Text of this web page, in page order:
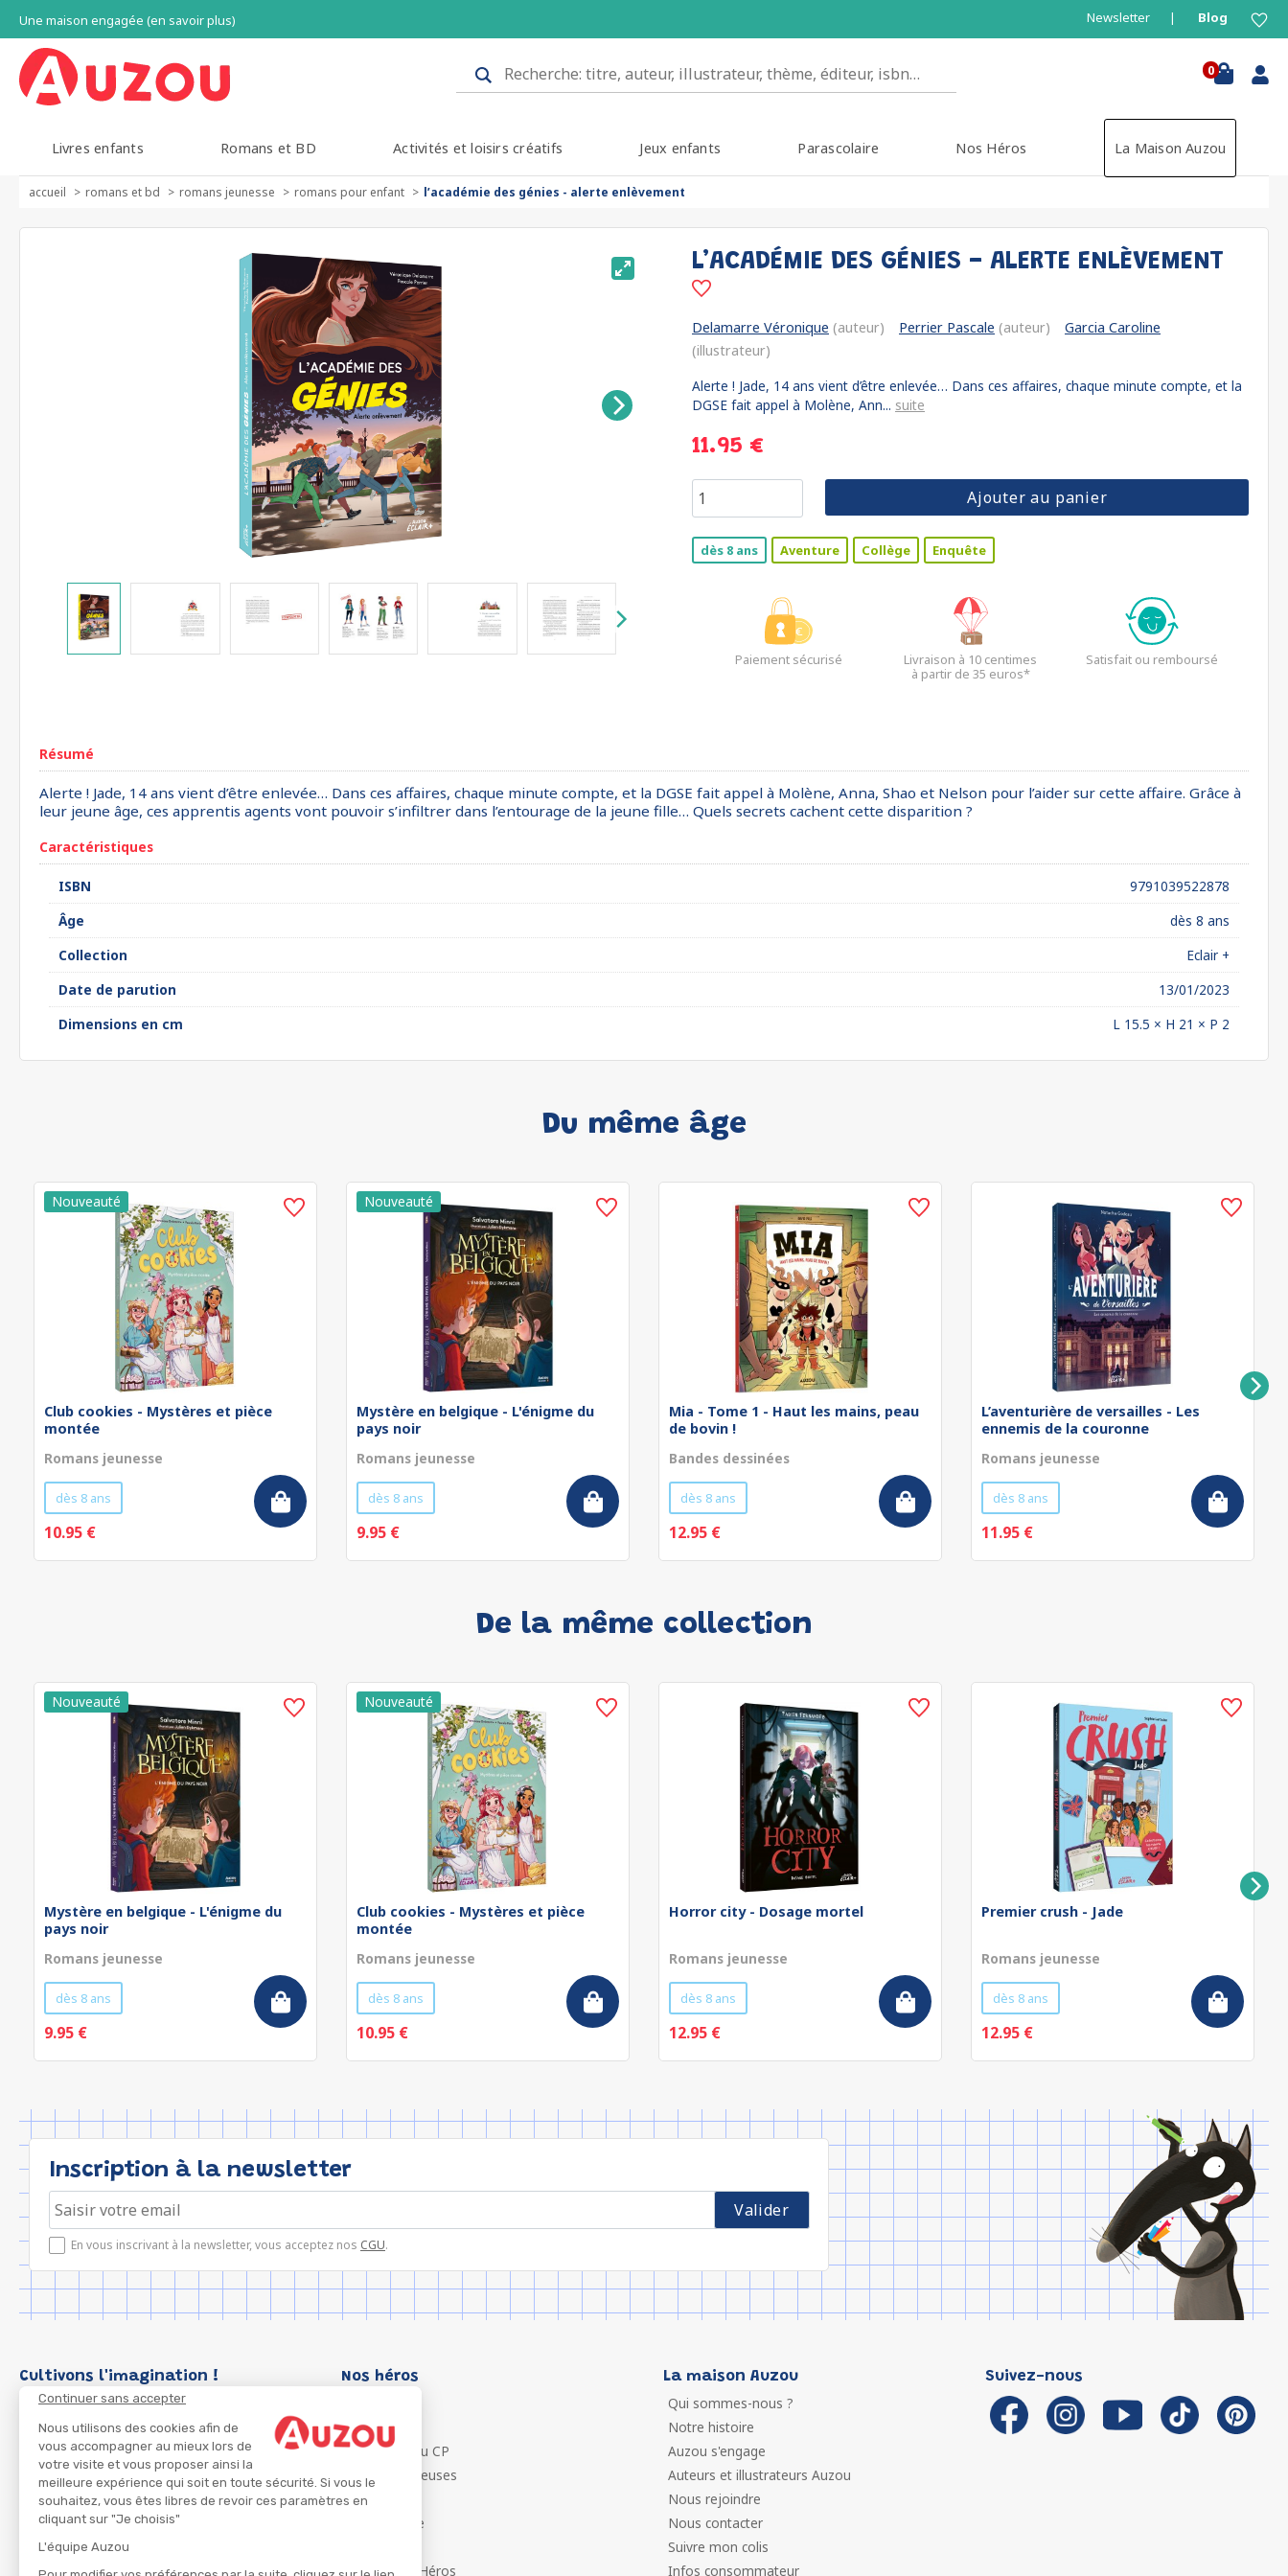
Continuer sans accepter
Nous utilisons des cookies afin de
vous accompagner au mieux lors de
votre visite et vous proposer ainsi la
meilleure expérience qui soit en toute sécurité. Si vous le
souhaitez, vous êtes libres de revoir ces paramètres en
cliquant sur "Je choisis"
L'équipe Auzou
Une maison engagée (en savoir plus) Newsletter Blog
0
Livres enfants Romans et BD Activités et loisirs créatifs Jeux enfants Parascolaire Nos Héros La Maison Auzou
accueil romans et bd romans jeunesse romans pour enfant l’académie des génies - alerte enlèvement
L’ACADÉMIE DES GÉNIES - ALERTE ENLÈVEMENT
Delamarre Véronique (auteur) Perrier Pascale (auteur)
Garcia Caroline
(illustrateur)
Alerte ! Jade, 14 ans vient d’être enlevée… Dans ces affaires, chaque minute compte, et la
DGSE fait appel à Molène, Ann... suite
11.95 €
Ajouter au panier
dès 8 ans Aventure Collège Enquête
Paiement sécurisé
Livraison à 10 centimes
à partir de 35 euros*
Satisfait ou remboursé
Résumé
Alerte ! Jade, 14 ans vient d’être enlevée… Dans ces affaires, chaque minute compte, et la DGSE fait appel à Molène, Anna, Shao et Nelson pour l’aider sur cette affaire. Grâce à
leur jeune âge, ces apprentis agents vont pouvoir s’infiltrer dans l’entourage de la jeune fille… Quels secrets cachent cette disparition ?
Caractéristiques
ISBN
9791039522878
Âge
dès 8 ans
Collection
Eclair +
Date de parution
13/01/2023
Dimensions en cm
L 15.5 × H 21 × P 2
Du même âge
Club cookies - Mystères et pièce
montée
Romans jeunesse
dès 8 ans
10.95 €
Mystère en belgique - L'énigme du
pays noir
Romans jeunesse
dès 8 ans
9.95 €
Mia - Tome 1 - Haut les mains, peau
de bovin !
Bandes dessinées
dès 8 ans
12.95 €
L’aventurière de versailles - Les
ennemis de la couronne
Romans jeunesse
dès 8 ans
11.95 €
De la même collection
Mystère en belgique - L'énigme du
pays noir
Romans jeunesse
dès 8 ans
9.95 €
Club cookies - Mystères et pièce
montée
Romans jeunesse
dès 8 ans
10.95 €
Horror city - Dosage mortel
Romans jeunesse
dès 8 ans
12.95 €
Premier crush - Jade
Romans jeunesse
dès 8 ans
12.95 €
Inscription à la newsletter
En vous inscrivant à la newsletter, vous acceptez nos CGU.
Cultivons l'imagination ! Nos héros
P'tit Loup
Les Héros du CP
Les Influenceuses
Migali
Petite Taupe
Ma Boîte à Héros
La maison Auzou
Qui sommes-nous ?
Notre histoire
Auzou s'engage
Auteurs et illustrateurs Auzou
Nous rejoindre
Nous contacter
Suivre mon colis
Infos consommateur
Suivez-nous